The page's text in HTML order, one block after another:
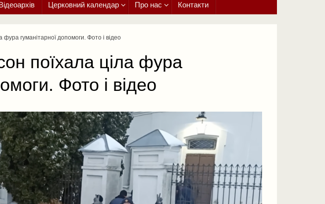
Церковний календар Про нас Контакти
гуманітарної допомоги. Фото і відео
поїхала ціла фура
Фото і відео